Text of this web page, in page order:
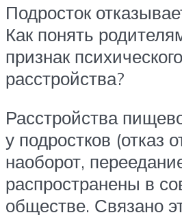
Подросток
Как понять
признак психического
расстройства?
Расстройства
у подростков (отказ
наоборот,
распространены в
обществе. Связано